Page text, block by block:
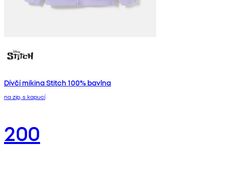
Dívčí mikina Stitch 100% bavlna
na zip, s kapucí
200